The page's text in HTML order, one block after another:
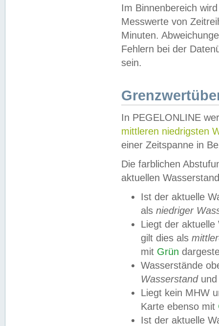
Im Binnenbereich
Messwerte von
Minuten.
Fehlern bei der
sein.
In PEGELONLINE
mittleren niedrigsten
einer Zeitspanne in
Die farblichen
aktuellen
Ist der aktuelle
als niedriger
Liegt der
gilt dies als
mit Grün
Wasserstände
Wasserstandund
Liegt kein MHW
Karte ebenso mit
Ist der aktuelle